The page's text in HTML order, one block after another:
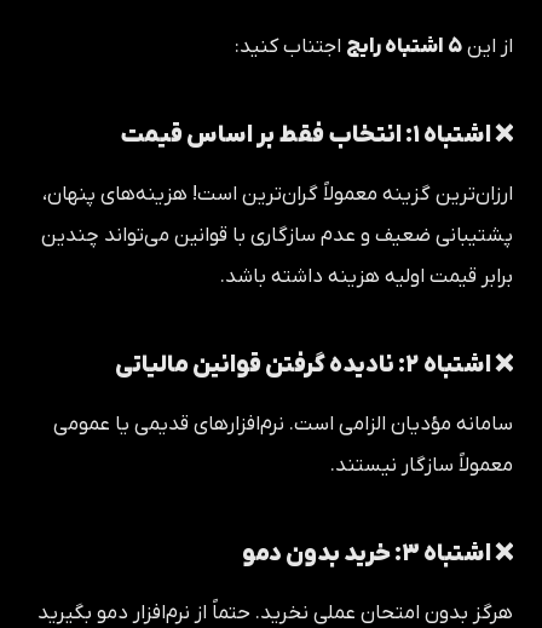
از این۵ اشتباه رایج اجتناب کنید:
❌ اشتباه ۱: انتخاب فقط بر اساس قیمت
ارزان‌ترین گزینه معمولاً گران‌ترین است! هزینه‌های پنهان،
پشتیبانی ضعیف و عدم سازگاری با قوانین می‌تواند چندین
برابر قیمت اولیه هزینه داشته باشد.
❌ اشتباه ۲: نادیده گرفتن قوانین مالیاتی
سامانه مؤدیان الزامی است. نرم‌افزارهای قدیمی یا عمومی
معمولاً سازگار نیستند.
❌ اشتباه ۳: خرید بدون دمو
هرگز بدون امتحان عملی نخرید. حتماً از نرم‌افزار دمو بگیرید